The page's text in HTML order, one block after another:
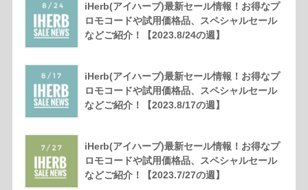
iHerb(アイハーブ)最新セール情報！お得なプ
ロモコードや試用価格品、スペシャルセール
などご紹介！【2023.8/24の週】
iHerb(アイハーブ)最新セール情報！お得なプ
ロモコードや試用価格品、スペシャルセール
などご紹介！【2023.8/17の週】
iHerb(アイハーブ)最新セール情報！お得なプ
ロモコードや試用価格品、スペシャルセール
などご紹介！【2023.7/27の週】